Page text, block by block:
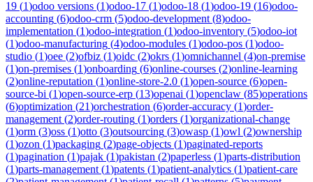
19 (1)odoo versions (1)odoo-17 (1)odoo-18 (1)odoo-19 (16)odoo-
accounting (6)odoo-crm (5)odoo-development (8)odoo-
implementation (1)odoo-integration (1)odoo-inventory (5)odoo-iot
(1)odoo-manufacturing (4)odoo-modules (1)odoo-pos (1)odoo-
studio (1)oee (2)ofbiz (1)oidc (2)okrs (1)omnichannel (4)on-premise
(1)on-premises (1)onboarding (6)online-courses (2)online-learning
(2)online-reputation (1)online-store-2.0 (1)open-source (6)open-
source-bi (1)open-source-erp (13)openai (1)openclaw (85)operations
(6)optimization (21)orchestration (6)order-accuracy (1)order-
management (2)order-routing (1)orders (1)organizational-change
(1)orm (3)oss (1)otto (3)outsourcing (3)owasp (1)owl (2)ownership
(1)ozon (1)packaging (2)page-objects (1)paginated-reports
(1)pagination (1)pajak (1)pakistan (2)paperless (1)parts-distribution
(1)parts-management (1)patents (1)patient-analytics (1)patient-care